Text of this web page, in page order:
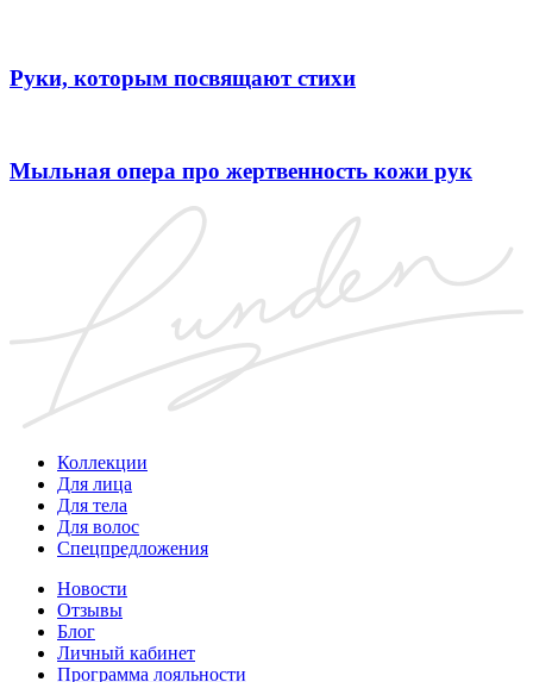
Руки, которым посвящают стихи
Мыльная опера про жертвенность кожи рук
Коллекции
Для лица
Для тела
Для волос
Спецпредложения
Новости
Отзывы
Блог
Личный кабинет
Программа лояльности